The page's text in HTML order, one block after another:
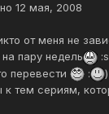
12 мая, 2008
от меня не
на пару недель
перевести
:
тем сериям,